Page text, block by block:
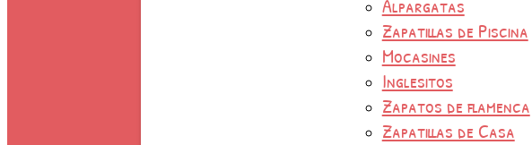
Alpargatas
Zapatillas de Piscina
Mocasines
Inglesitos
Zapatos de flamenca
Zapatillas de Casa